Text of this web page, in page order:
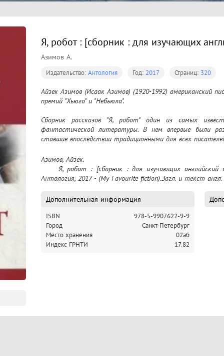
Я, робот : [сборник : для изучающих
Азимов А.
Издательство: Антология Год: 2017 Страниц: 320
Айзек Азимов (Исаак Азимов) (1920-1992) американский
премий "Хьюго" и "Небьюла".
Сборник рассказов "Я, робот" один из самых
фантастической литературы. В нем впервые были
ставшие впоследствии традиционными для всех
Азимов, Айзек.
Антология, 2017 - (My Favourite fiction).Загл. и текст англ.
Дополнительная информация
ISBN
978-5-9907622-9-9
Город
Санкт-Петербург
Место хранения
02аб
Индекс ГРНТИ
17.82